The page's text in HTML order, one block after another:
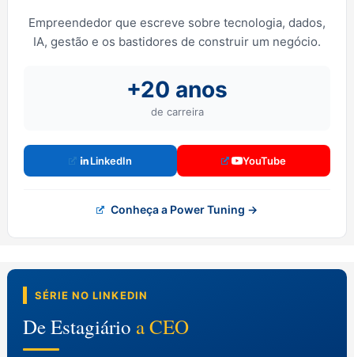
Empreendedor que escreve sobre tecnologia, dados,
IA, gestão e os bastidores de construir um negócio.
+20 anos
de carreira
LinkedIn YouTube
Conheça a Power Tuning →
SÉRIE NO LINKEDIN
De Estagiário a CEO